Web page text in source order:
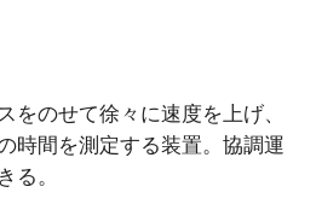
をのせて徐々に速度を上げ、
時間を測定する装置。協調運
る。